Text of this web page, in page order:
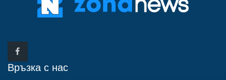
Връзка с нас